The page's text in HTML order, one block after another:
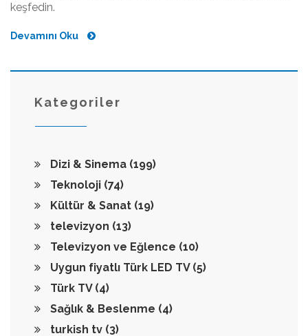
keşfedin.
Devamını Oku
Kategoriler
Dizi & Sinema (199)
Teknoloji (74)
Kültür & Sanat (19)
televizyon (13)
Televizyon ve Eğlence (10)
Uygun fiyatlı Türk LED TV (5)
Türk TV (4)
Sağlık & Beslenme (4)
turkish tv (3)